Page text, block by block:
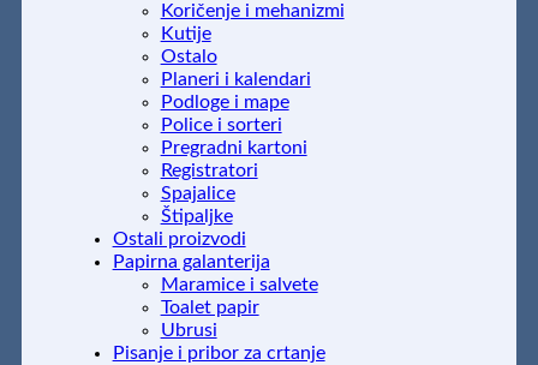
Koričenje i mehanizmi
Kutije
Ostalo
Planeri i kalendari
Podloge i mape
Police i sorteri
Pregradni kartoni
Registratori
Spajalice
Štipaljke
Ostali proizvodi
Papirna galanterija
Maramice i salvete
Toalet papir
Ubrusi
Pisanje i pribor za crtanje